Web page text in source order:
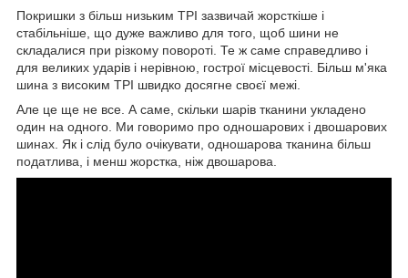
Покришки з більш низьким TPI зазвичай жорсткіше і
стабільніше, що дуже важливо для того, щоб шини не
складалися при різкому повороті. Те ж саме справедливо і
для великих ударів і нерівною, гострої місцевості. Більш м'яка
шина з високим TPI швидко досягне своєї межі.
Але це ще не все. А саме, скільки шарів тканини укладено
один на одного. Ми говоримо про одношарових і двошарових
шинах. Як і слід було очікувати, одношарова тканина більш
податлива, і менш жорстка, ніж двошарова.